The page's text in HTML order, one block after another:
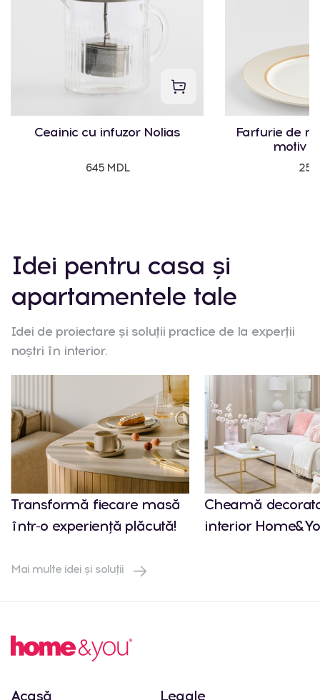
Ceainic cu infuzor Nolias
645 MDL
Farfurie de
motiv
Idei pentru casa și
apartamentele tale
Idei de proiectare și soluții practice de la experții
noștri în interior.
Transformă fiecare masă
într-o experiență plăcută!
Cheamă
interior
Mai multe idei și soluții
Acasă Legale